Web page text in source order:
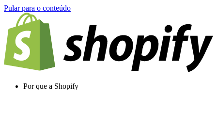
Pular para o conteúdo
Por que a Shopify